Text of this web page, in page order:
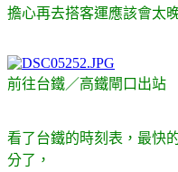
擔心再去搭客運應該會太
前往台鐵／高鐵閘口出站
看了台鐵的時刻表，最快
分了，